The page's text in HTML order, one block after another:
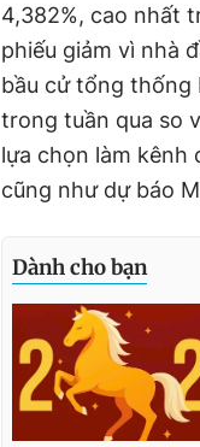
4,382%, cao nhất
phiếu giảm vì nhà
bầu cử tổng thống
trong tuần qua so
lựa chọn làm kênh
cũng như dự báo